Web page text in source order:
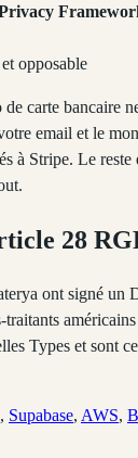
opposable
carte bancaire
email et le
à Stripe. Le reste
28
ont signé un
Types et sont
, Supabase, AWS,